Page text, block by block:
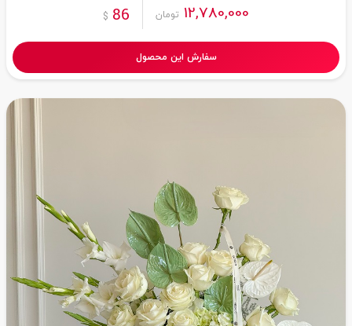
12,780,000 تومان 86
$
سفارش این محصول